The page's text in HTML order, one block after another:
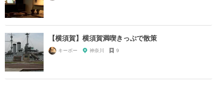
【横須賀】横須賀満喫きっぷで散策
キーボー 神奈川 9